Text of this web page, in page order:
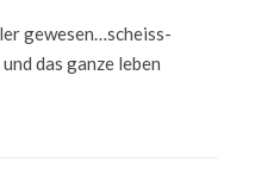
gewesen…scheiss-
das ganze leben